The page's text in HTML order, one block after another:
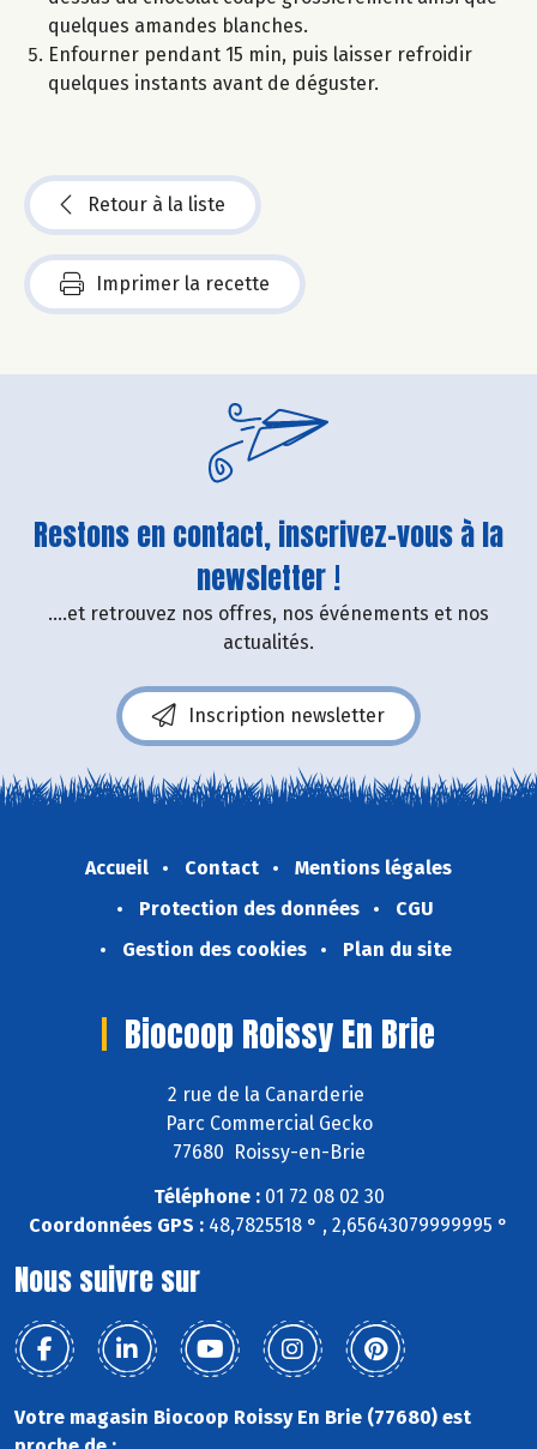
quelques amandes blanches.
Enfourner pendant 15 min, puis laisser refroidir
quelques instants avant de déguster.
Retour à la liste
Imprimer la recette
Restons en contact, inscrivez-vous à la
newsletter !
....et retrouvez nos offres, nos événements et nos
actualités.
Inscription newsletter
Accueil Contact
Mentions légales
Protection des données
CGU
Gestion des cookies
Plan du site
Biocoop Roissy En Brie
2 rue de la Canarderie
Parc Commercial Gecko
77680 Roissy-en-Brie
Téléphone :01 72 08 02 30
Coordonnées GPS : 48,7825518 ° , 2,65643079999995 °
Nous suivre sur
Votre magasin Biocoop Roissy En Brie (77680) est